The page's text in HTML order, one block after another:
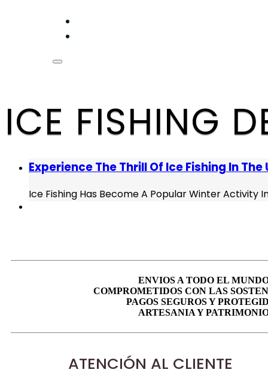
ICE FISHING
Experience The Thrill Of Ice Fishing In
Ice Fishing Has Become A Popular Winter Activity
ENVIOS A TODO EL
COMPROMETIDOS CON LAS
PAGOS SEGUROS Y
ARTESANIA Y
ATENCIÓN AL CLIENTE